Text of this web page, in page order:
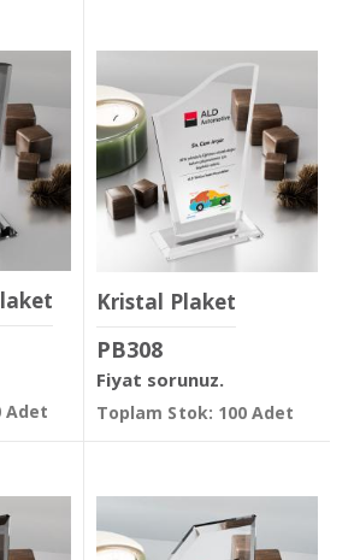
Adet
Kristal Plaket
PB308
Fiyat sorunuz.
Toplam Stok: 100 Adet